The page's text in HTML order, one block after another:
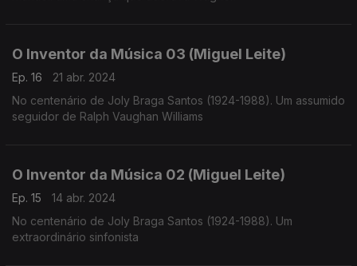
O Inventor da Música 03 (Miguel Leite)
Ep. 16
21 abr. 2024
No centenário de Joly Braga Santos (1924-1988). Um assumido
seguidor de Ralph Vaughan Williams
O Inventor da Música 02 (Miguel Leite)
Ep. 15
14 abr. 2024
No centenário de Joly Braga Santos (1924-1988). Um
extraordinário sinfonista